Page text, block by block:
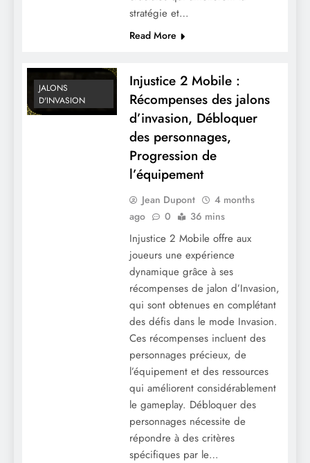
stratégie et…
Read More
JALONS
D'INVASION
Injustice 2 Mobile :
Récompenses des jalons
d’invasion, Débloquer
des personnages,
Progression de
l’équipement
Jean Dupont
4 months
ago
0 36 mins
Injustice 2 Mobile offre aux
joueurs une expérience
dynamique grâce à ses
récompenses de jalon d’Invasion,
qui sont obtenues en complétant
des défis dans le mode Invasion.
Ces récompenses incluent des
personnages précieux, de
l’équipement et des ressources
qui améliorent considérablement
le gameplay. Débloquer des
personnages nécessite de
répondre à des critères
spécifiques par le…